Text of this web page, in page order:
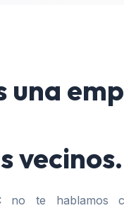
una
vecinos.
no te hablamos